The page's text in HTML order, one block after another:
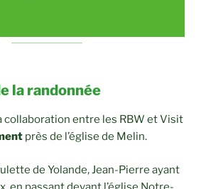
la randonnée
collaboration entre les RBW et Visit
près de l’église de Melin.
de Yolande, Jean-Pierre ayant